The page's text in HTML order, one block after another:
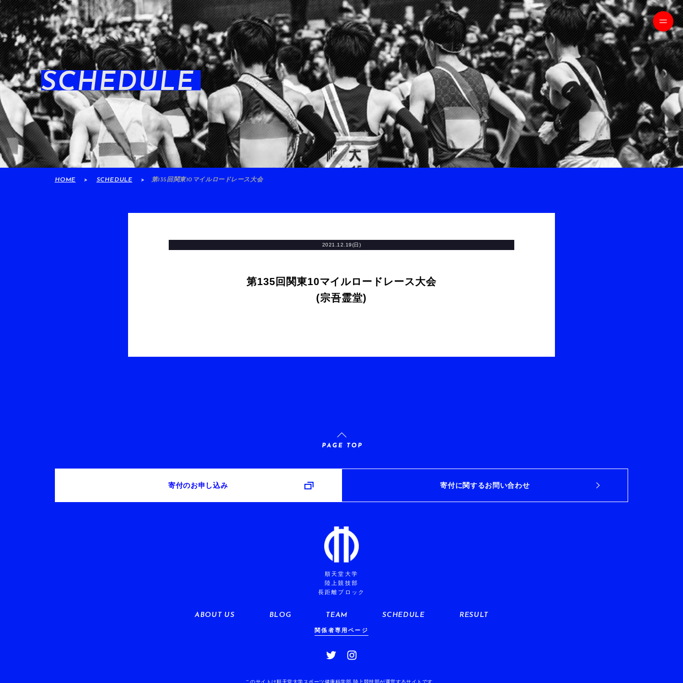
SCHEDULE
HOME SCHEDULE 第135回関東10マイルロードレース大会
2021.12.19(日)
第135回関東10マイルロードレース大会
(宗吾霊堂)
寄付のお申し込み 寄付に関するお問い合わせ
順天堂大学
陸上競技部
長距離ブロック
ABOUT US BLOG TEAM SCHEDULE RESULT
関係者専用ページ
このサイトは順天堂大学スポーツ健康科学部 陸上競技部が運営するサイトです。